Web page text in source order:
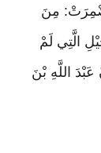
مِنَ
الَّتِي لَمْ
اللَّهِ بْنَ